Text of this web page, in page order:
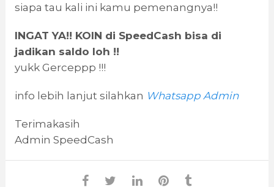
siapa tau kali ini kamu pemenangnya!!
INGAT YA!! KOIN di SpeedCash bisa di
jadikan saldo loh !!
yukk Gerceppp !!!
info lebih lanjut silahkan Whatsapp Admin
Terimakasih
Admin SpeedCash